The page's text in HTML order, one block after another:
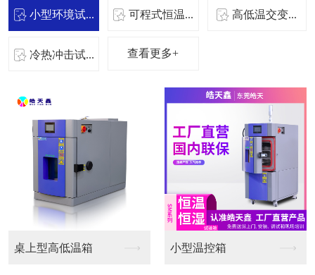
小型环境试... 可程式恒温... 高低温交变...
冷热冲击试... 查看更多+
桌上型高低温箱 小型温控箱